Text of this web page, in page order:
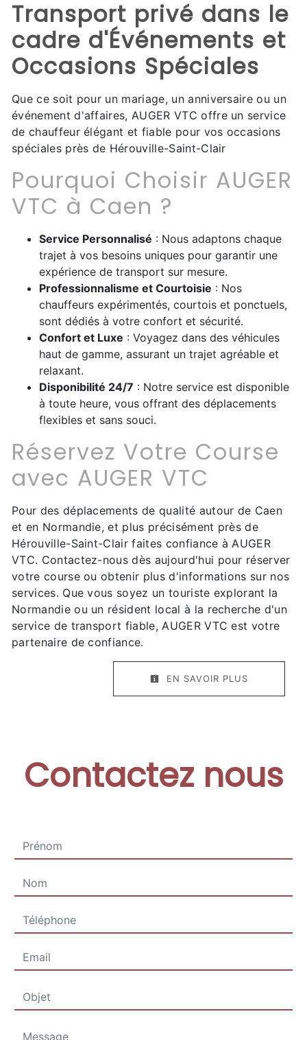
Transport privé dans le
cadre d'Événements et
Occasions Spéciales
Que ce soit pour un mariage, un anniversaire ou un
événement d'affaires, AUGER VTC offre un service
de chauffeur élégant et fiable pour vos occasions
spéciales près de Hérouville-Saint-Clair
Pourquoi Choisir AUGER
VTC à Caen ?
Service Personnalisé : Nous adaptons chaque
trajet à vos besoins uniques pour garantir une
expérience de transport sur mesure.
Professionnalisme et Courtoisie : Nos
chauffeurs expérimentés, courtois et ponctuels,
sont dédiés à votre confort et sécurité.
Confort et Luxe : Voyagez dans des véhicules
haut de gamme, assurant un trajet agréable et
relaxant.
Disponibilité 24/7 : Notre service est disponible
à toute heure, vous offrant des déplacements
flexibles et sans souci.
Réservez Votre Course
avec AUGER VTC
Pour des déplacements de qualité autour de Caen
et en Normandie, et plus précisément près de
Hérouville-Saint-Clair faites confiance à AUGER
VTC. Contactez-nous dès aujourd'hui pour réserver
votre course ou obtenir plus d'informations sur nos
services. Que vous soyez un touriste explorant la
Normandie ou un résident local à la recherche d'un
service de transport fiable, AUGER VTC est votre
partenaire de confiance.
EN SAVOIR PLUS
Contactez nous